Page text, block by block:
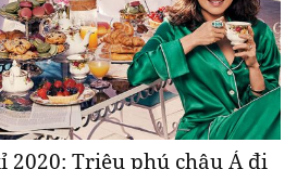
2020: Triệu phú châu Á đi